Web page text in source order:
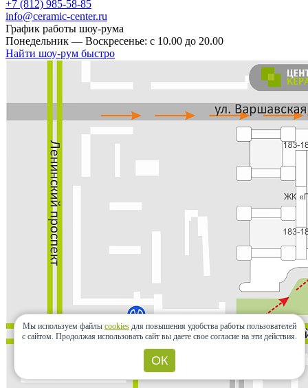
+7 (812) 985-58-85
info@ceramic-center.ru
График работы шоу-рума
Понедельник — Воскресенье: с 10.00 до 20.00
Найти шоу-рум быстро
Мы используем файлы cookies для повышения удобства работы пользователей
с сайтом. Продолжая использовать сайт вы даете свое согласие на эти действия.
ОК